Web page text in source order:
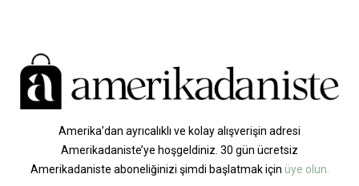
Amerika’dan ayrıcalıklı ve kolay alışverişin adresi
Amerikadaniste’ye hoşgeldiniz. 30 gün ücretsiz
Amerikadaniste aboneliğinizi şimdi başlatmak için üye olun.